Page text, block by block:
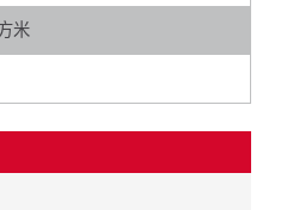
米